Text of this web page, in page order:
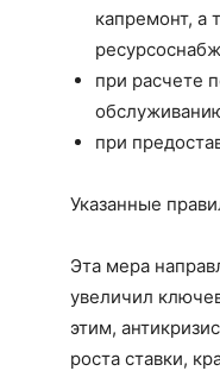
капремонт, а
при расчете
при
Указанные
Эта мера
увеличил
этим,
роста ставки,